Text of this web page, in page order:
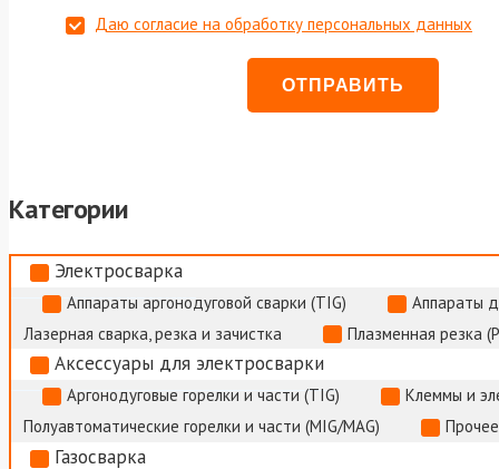
Даю согласие на обработку персональных данных
Категории
Электросварка
Аппараты аргонодуговой сварки (TIG)
Аппараты
Лазерная сварка, резка и зачистка
Плазменная резка
Аксессуары для электросварки
Аргонодуговые горелки и части (TIG)
Клеммы и
Полуавтоматические горелки и части (MIG/MAG)
Газосварка